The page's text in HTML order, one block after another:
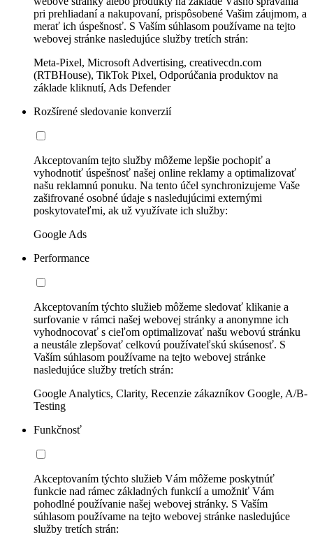
pri prehliadaní a nakupovaní, prispôsobené Vašim záujmom, a
merať ich úspešnosť. S Vaším súhlasom používame na tejto
webovej stránke nasledujúce služby tretích strán:
Meta-Pixel, Microsoft Advertising, creativecdn.com
(RTBHouse), TikTok Pixel, Odporúčania produktov na
základe kliknutí, Ads Defender
Rozšírené sledovanie konverzií
Akceptovaním tejto služby môžeme lepšie pochopiť a
vyhodnotiť úspešnosť našej online reklamy a optimalizovať
našu reklamnú ponuku. Na tento účel synchronizujeme Vaše
zašifrované osobné údaje s nasledujúcimi externými
poskytovateľmi, ak už využívate ich služby:
Google Ads
Performance
Akceptovaním týchto služieb môžeme sledovať klikanie a
surfovanie v rámci našej webovej stránky a anonymne ich
vyhodnocovať s cieľom optimalizovať našu webovú stránku
a neustále zlepšovať celkovú používateľskú skúsenosť. S
Vaším súhlasom používame na tejto webovej stránke
nasledujúce služby tretích strán:
Google Analytics, Clarity, Recenzie zákazníkov Google, A/B-
Testing
Funkčnosť
Akceptovaním týchto služieb Vám môžeme poskytnúť
funkcie nad rámec základných funkcií a umožniť Vám
pohodlné používanie našej webovej stránky. S Vaším
súhlasom používame na tejto webovej stránke nasledujúce
služby tretích strán: